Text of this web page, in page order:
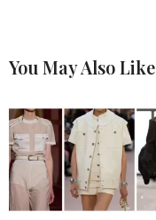
You May Also Like